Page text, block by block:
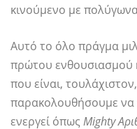
κινούμενο με
Αυτό το όλο πράγμα
πρώτου ενθουσιασμού
που είναι,
παρακολουθήσουμε να
ενεργεί όπως Mighty